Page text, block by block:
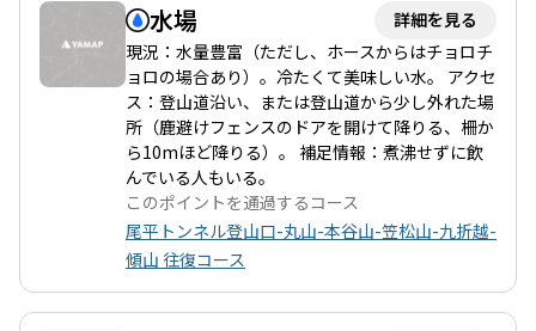
水場
詳細を見る
現況：水量豊富（ただし、ホースからはチョロチ
ョロの場合あり）。冷たくて美味しい水。 アクセ
ス：登山道沿い、または登山道から少し外れた場
所（鹿避けフェンスのドアを開けて降りる、柵か
ら10mほど降りる）。 補足情報：煮沸せずに飲
んでいる人もいる。
このポイントを通過するコース
尾平トンネル登山口-丸山-本谷山-笠松山-九折越-
傾山 往復コース